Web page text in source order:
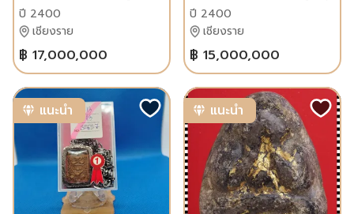
ซุ้ม" ปี 2400-2408 เนื้อปูน
เปลือกหอยเก่าแห้งจัดผล
ตรวจ $CaCO_3$ บริสุทธิ์ถึง
99.99%!
ปี 2400
เชียงราย
฿ 17,000,000
ซุ้ม" (ปี 2400-2408) เนื้อปูน
เปลือกหอยเก่าถึงยุคพร้อม
ใบรับรองผลตรวจทาง
วิทยาศาสตร์
ปี 2400
เชียงราย
฿ 15,000,000
แนะนำ แนะนำ